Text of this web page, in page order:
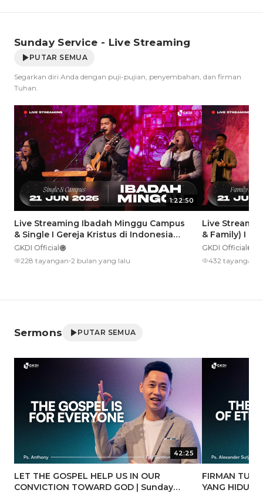
Sunday Service - Live Streaming
PUTAR SEMUA
Segarkan diri Anda dengan puji-pujian, penyembahan, dan firman
Tuhan.
1:22:50
Live Streaming Ibadah Minggu Campus
& Single I Gereja Kristus di Indonesia
(GKDI) | 21 Juni 2026
GKDI Official
228 tayangan•2 bulan yang lalu
Live
& Family) I
(GKDI) | 21
GKDI Official
432 tayangan
Sermons PUTAR SEMUA
42:25
LET THE GOSPEL HELP US IN OUR
CONVICTION TOWARD GOD | Sunday
FIRMAN
YANG HIDUP